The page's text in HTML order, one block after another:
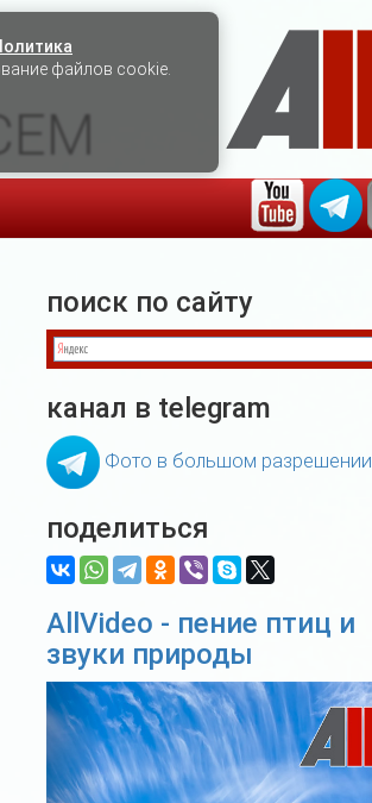
поиск по сайту
канал в telegram
Фото в большом разрешении
поделиться
AllVideo - пение птиц и
звуки природы
Previous
файлов cookie.